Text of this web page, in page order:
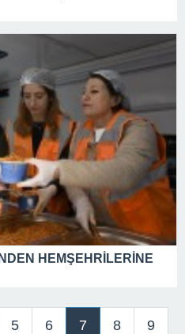
HEMŞEHRİLERİNE
5 6 7 8 9